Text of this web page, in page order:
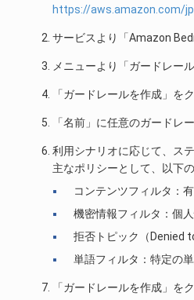
https://aws.amazon.com/
サービスより「Amazon
メニューより「ガードレー
「ガードレールを作成」を
「名前」に任意のガードレ
利用シナリオに応じて、ス
主なポリシーとして、以下
コンテンツフィルタ：
機密情報フィルタ：個
拒否トピック（Denied
単語フィルタ：特定の
「ガードレールを作成」を